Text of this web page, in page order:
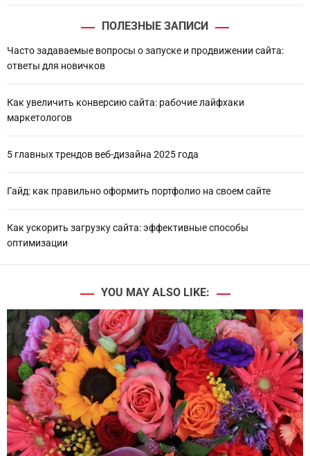
ПОЛЕЗНЫЕ ЗАПИСИ
Часто задаваемые вопросы о запуске и продвижении сайта:
ответы для новичков
Как увеличить конверсию сайта: рабочие лайфхаки
маркетологов
5 главных трендов веб-дизайна 2025 года
Гайд: как правильно оформить портфолио на своем сайте
Как ускорить загрузку сайта: эффективные способы
оптимизации
YOU MAY ALSO LIKE: